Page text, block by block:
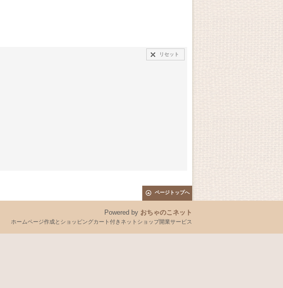
リセット
ページトップへ
Powered by おちゃのこネット
ホームページ作成とショッピングカート付きネットショップ開業サービス